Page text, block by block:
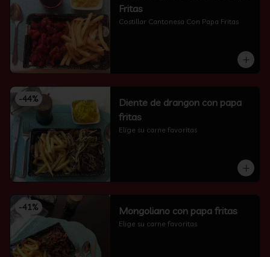
Fritas
Costillar Cantonesa Con Papa Fritas
-44%
Diente de drangon con papa
fritas
Elige su carne favoritas
-41% Mongoliano con papa fritas
Elige su carne favoritas